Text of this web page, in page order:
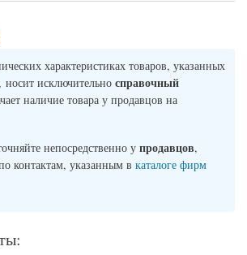
характеристиках товаров, указанных
носит исключительно справочный
наличие товара у продавцов на
непосредственно у продавцов,
контактам, указанным в каталоге фирм